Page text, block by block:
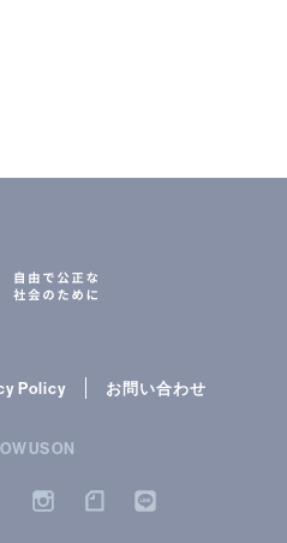
Policy お問い合わせ
US ON